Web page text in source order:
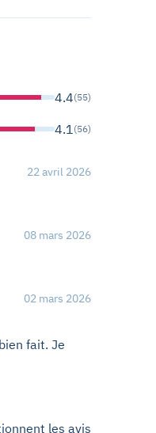
4.4(55)
4.1(56)
22 avril 2026
08 mars 2026
02 mars 2026
fait. Je
les avis